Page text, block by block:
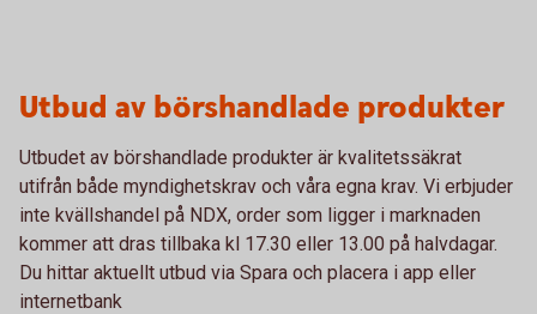
Utbud av börshandlade produkter
Utbudet av börshandlade produkter är kvalitetssäkrat
utifrån både myndighetskrav och våra egna krav. Vi erbjuder
inte kvällshandel på NDX, order som ligger i marknaden
kommer att dras tillbaka kl 17.30 eller 13.00 på halvdagar.
Du hittar aktuellt utbud via Spara och placera i app eller
internetbank